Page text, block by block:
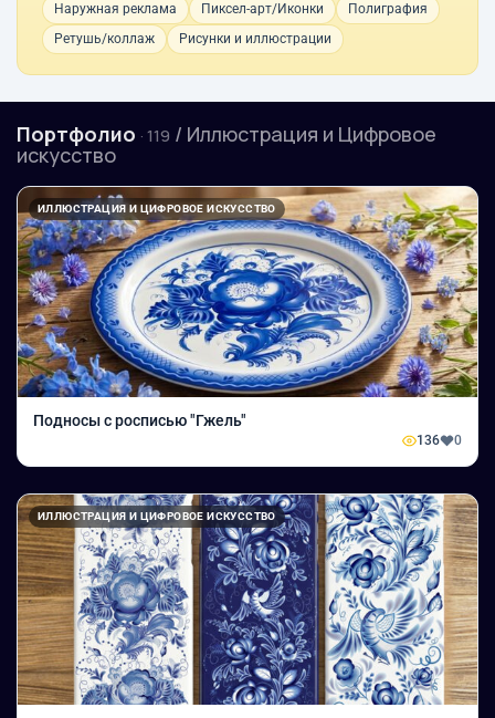
Наружная реклама
Пиксел-арт/Иконки
Полиграфия
Ретушь/коллаж
Рисунки и иллюстрации
Портфолио · 119 / Иллюстрация и Цифровое
искусство
ИЛЛЮСТРАЦИЯ И ЦИФРОВОЕ ИСКУССТВО
Подносы с росписью "Гжель"
136 0
ИЛЛЮСТРАЦИЯ И ЦИФРОВОЕ ИСКУССТВО